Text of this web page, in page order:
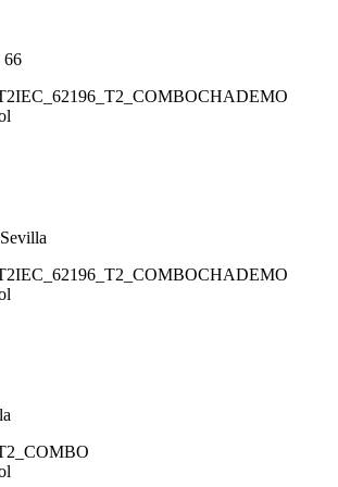
66
IEC_62196_T2_COMBOCHADEMO
IEC_62196_T2_COMBOCHADEMO